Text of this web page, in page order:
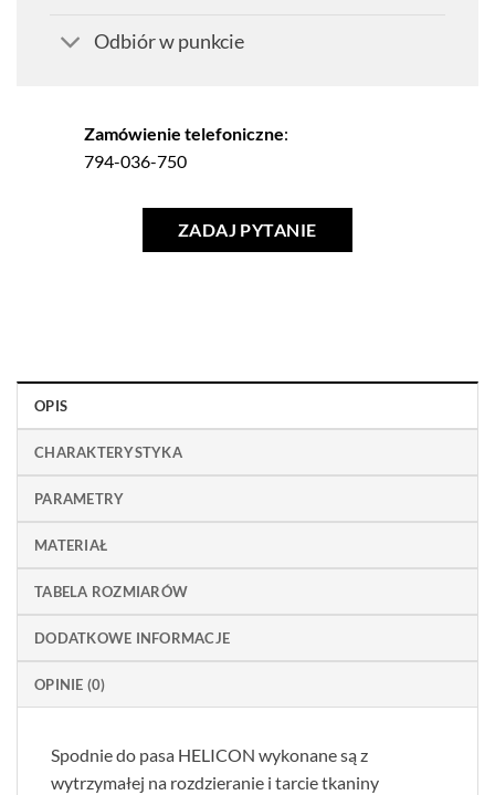
Odbiór w punkcie
Zamówienie telefoniczne:
794-036-750
ZADAJ PYTANIE
OPIS
CHARAKTERYSTYKA
PARAMETRY
MATERIAŁ
TABELA ROZMIARÓW
DODATKOWE INFORMACJE
OPINIE (0)
Spodnie do pasa HELICON wykonane są z
wytrzymałej na rozdzieranie i tarcie tkaniny